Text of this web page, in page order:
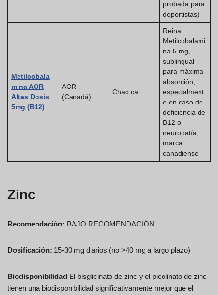
probada para
deportistas)
Metilcobala
mina AOR
Altas Dosis
5mg (B12)
AOR
(Canadá)
Chao.ca
Reina
Metilcobalami
na 5 mg,
sublingual
para máxima
absorción,
especialment
e en caso de
deficiencia de
B12 o
neuropatía,
marca
canadiense
Zinc
Recomendación: BAJO RECOMENDACIÓN
Dosificación: 15-30 mg diarios (no >40 mg a largo plazo)
Biodisponibilidad El bisglicinato de zinc y el picolinato de zinc
tienen una biodisponibilidad significativamente mejor que el